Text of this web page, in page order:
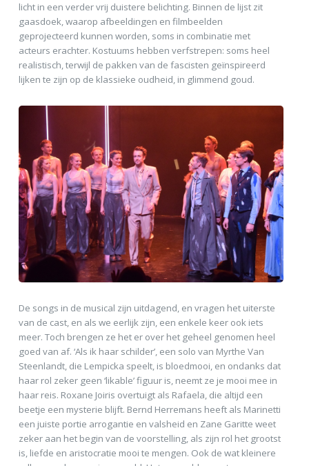
licht in een verder vrij duistere belichting. Binnen de lijst zit
gaasdoek, waarop afbeeldingen en filmbeelden
geprojecteerd kunnen worden, soms in combinatie met
acteurs erachter. Kostuums hebben verfstrepen: soms heel
realistisch, terwijl de pakken van de fascisten geïnspireerd
lijken te zijn op de klassieke oudheid, in glimmend goud.
De songs in de musical zijn uitdagend, en vragen het uiterste
van de cast, en als we eerlijk zijn, een enkele keer ook iets
meer. Toch brengen ze het er over het geheel genomen heel
goed van af. ‘Als ik haar schilder’, een solo van Myrthe Van
Steenlandt, die Lempicka speelt, is bloedmooi, en ondanks dat
haar rol zeker geen ‘likable’ figuur is, neemt ze je mooi mee in
haar reis. Roxane Joiris overtuigt als Rafaela, die altijd een
beetje een mysterie blijft. Bernd Herremans heeft als Marinetti
een juiste portie arrogantie en valsheid en Zane Garitte weet
zeker aan het begin van de voorstelling, als zijn rol het grootst
is, liefde en aristocratie mooi te mengen. Ook de wat kleinere